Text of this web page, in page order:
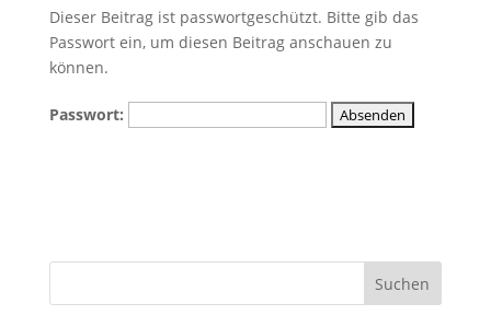
Dieser Beitrag ist passwortgeschützt. Bitte gib das
Passwort ein, um diesen Beitrag anschauen zu
können.
Passwort: